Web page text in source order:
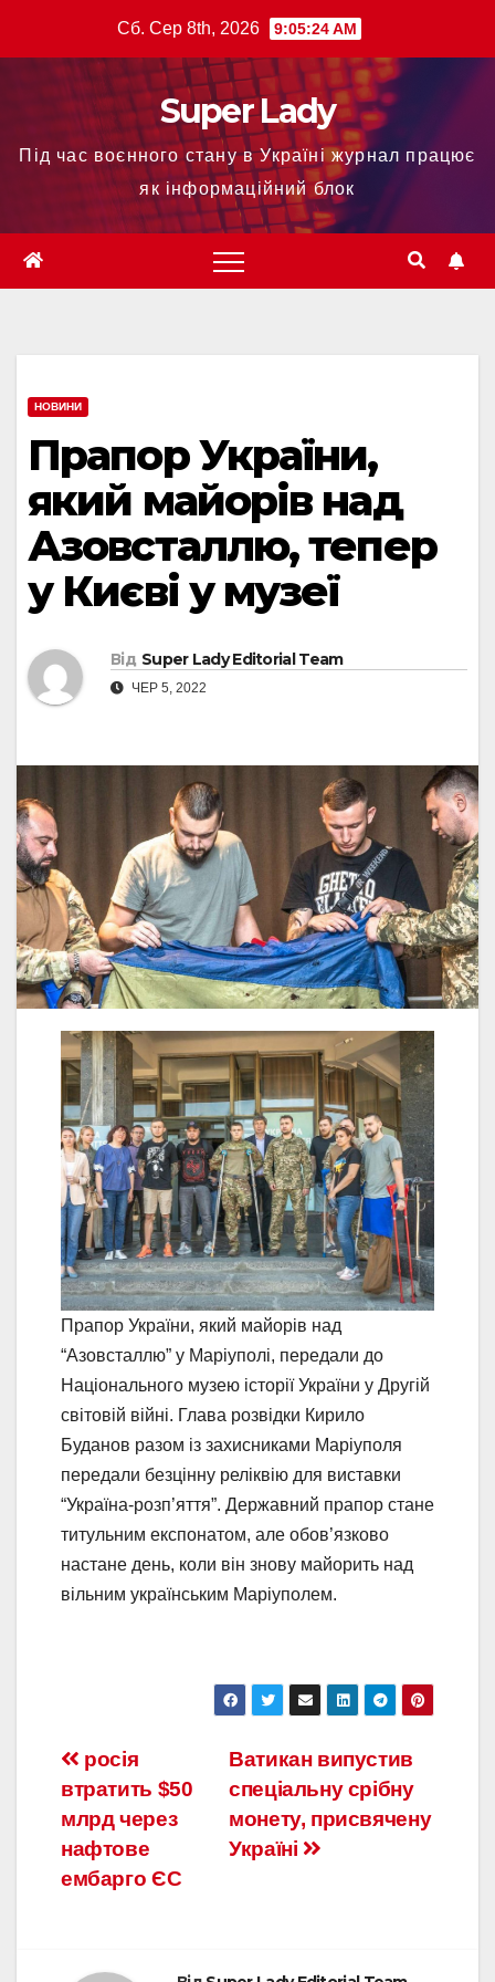
Сб. Сер 8th, 2026 9:05:25 AM
Super Lady
Під час воєнного стану в Україні журнал працює
як інформаційний блок
НОВИНИ
Прапор України,
який майорів над
Азовсталлю, тепер
у Києві у музеї
Від Super Lady Editorial Team
ЧЕР 5, 2022
Прапор України, який майорів над
“Азовсталлю” у Маріуполі, передали до
Національного музею історії України у Другій
світовій війні. Глава розвідки Кирило
Буданов разом із захисниками Маріуполя
передали безцінну реліквію для виставки
“Україна-розп’яття”. Державний прапор стане
титульним експонатом, але обов’язково
настане день, коли він знову майорить над
вільним українським Маріуполем.
Ватикан випустив
спеціальну срібну
монету, присвячену
Україні
росія
втратить $50
млрд через
нафтове
ембарго ЄС